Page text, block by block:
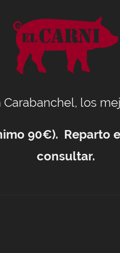
los
90€). Reparto
consultar.